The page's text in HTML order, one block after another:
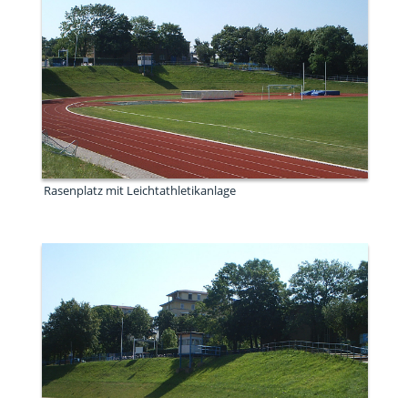
Rasenplatz mit Leichtathletikanlage